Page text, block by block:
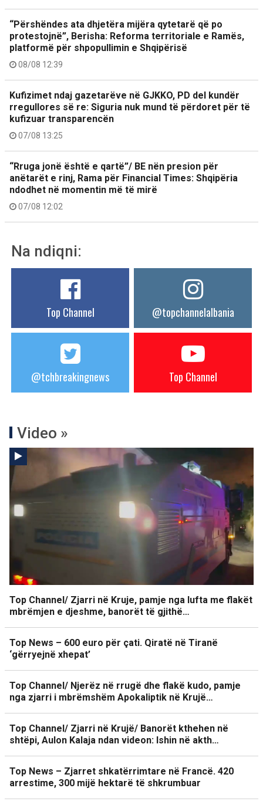
“Përshëndes ata dhjetëra mijëra qytetarë që po
protestojnë”, Berisha: Reforma territoriale e Ramës,
platformë për shpopullimin e Shqipërisë
08/08 12:39
Kufizimet ndaj gazetarëve në GJKKO, PD del kundër
rregullores së re: Siguria nuk mund të përdoret për të
kufizuar transparencën
07/08 13:25
“Rruga jonë është e qartë”/ BE nën presion për
anëtarët e rinj, Rama për Financial Times: Shqipëria
ndodhet në momentin më të mirë
07/08 12:02
Na ndiqni:
Top Channel @topchannelalbania
@tchbreakingnews Top Channel
Video »
Top Channel/ Zjarri në Kruje, pamje nga lufta me flakët
mbrëmjen e djeshme, banorët të gjithë…
Top News – 600 euro për çati. Qiratë në Tiranë
‘gërryejnë xhepat’
Top Channel/ Njerëz në rrugë dhe flakë kudo, pamje
nga zjarri i mbrëmshëm Apokaliptik në Krujë…
Top Channel/ Zjarri në Krujë/ Banorët kthehen në
shtëpi, Aulon Kalaja ndan videon: Ishin në akth…
Top News – Zjarret shkatërrimtare në Francë. 420
arrestime, 300 mijë hektarë të shkrumbuar